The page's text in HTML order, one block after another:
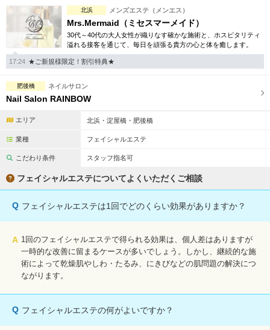
こだわり条件を変更
閉じる
北浜 メンズエステ（メンエス）
Mrs.Mermaid（ミセスマーメイド）
30代～40代の大人女性が織りなす確かな施術と、ホスピタリティ
溢れる接客を通じて、毎日を頑張る貴方の心と体を癒します。
17:24 ★ご新規様限定！割引特典★
肥後橋 ネイルサロン
Nail Salon RAINBOW
エリア 北浜・淀屋橋・肥後橋
業種 フェイシャルエステ
こだわり条件 スタッフ指名可
フェイシャルエステについてよくいただくご相談
Q フェイシャルエステは1回でどのくらい効果がありますか？
A 1回のフェイシャルエステで得られる効果は、個人差はありますが
一時的な改善に留まるケースが多いでしょう。しかし、継続的な施
術によって乾燥肌やしわ・たるみ、にきびなどの肌問題の解決につ
ながります。
Q フェイシャルエステの何がよいですか？